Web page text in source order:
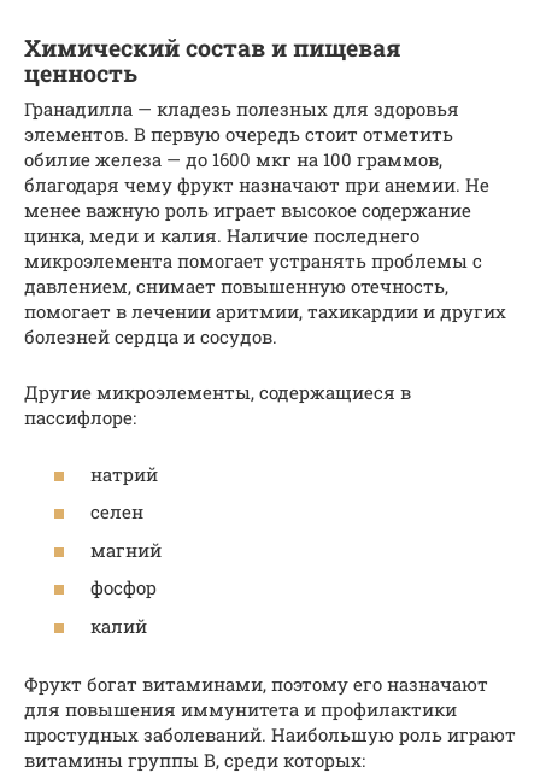
Химический состав и пищевая
ценность
Гранадилла — кладезь полезных для здоровья
элементов. В первую очередь стоит отметить
обилие железа — до 1600 мкг на 100 граммов,
благодаря чему фрукт назначают при анемии. Не
менее важную роль играет высокое содержание
цинка, меди и калия. Наличие последнего
микроэлемента помогает устранять проблемы с
давлением, снимает повышенную отечность,
помогает в лечении аритмии, тахикардии и других
болезней сердца и сосудов.
Другие микроэлементы, содержащиеся в
пассифлоре:
натрий
селен
магний
фосфор
калий
Фрукт богат витаминами, поэтому его назначают
для повышения иммунитета и профилактики
простудных заболеваний. Наибольшую роль играют
витамины группы В, среди которых: